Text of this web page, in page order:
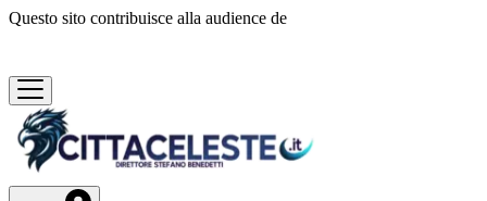
Questo sito contribuisce alla audience de